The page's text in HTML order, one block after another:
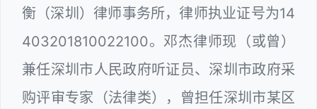
衡（深圳）律师事务所，律师执业证号为14
403201810022100。邓杰律师现（或曾）
兼任深圳市人民政府听证员、深圳市政府采
购评审专家（法律类），曾担任深圳市某区